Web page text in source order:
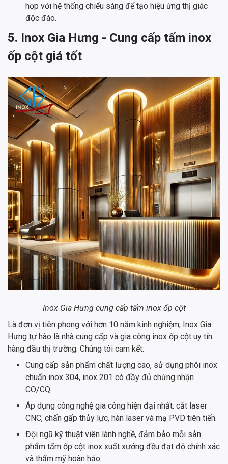
hợp với hệ thống chiếu sáng để tạo hiệu ứng thị giác
độc đáo.
5. Inox Gia Hưng - Cung cấp tấm inox
ốp cột giá tốt
Inox Gia Hưng cung cấp tấm inox ốp cột
Là đơn vị tiên phong với hơn 10 năm kinh nghiệm, Inox Gia
Hưng tự hào là nhà cung cấp và gia công inox ốp cột uy tín
hàng đầu thị trường. Chúng tôi cam kết:
Cung cấp sản phẩm chất lượng cao, sử dụng phôi inox
chuẩn inox 304, inox 201 có đầy đủ chứng nhận
CO/CQ.
Áp dụng công nghệ gia công hiện đại nhất: cắt laser
CNC, chấn gấp thủy lực, hàn laser và mạ PVD tiên tiến.
Đội ngũ kỹ thuật viên lành nghề, đảm bảo mỗi sản
phẩm tấm ốp cột inox xuất xưởng đều đạt độ chính xác
và thẩm mỹ hoàn hảo.